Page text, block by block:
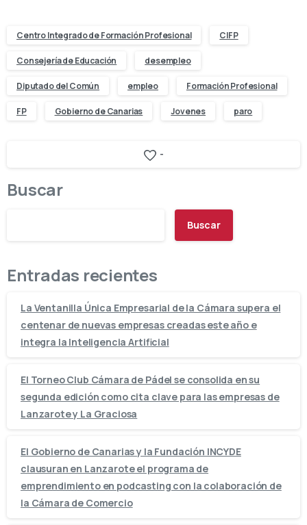
Centro Integrado de Formación Profesional CIFP
Consejería de Educación desempleo
Diputado del Común empleo Formación Profesional
FP Gobierno de Canarias Jovenes paro
-
Buscar
Buscar
Entradas recientes
La Ventanilla Única Empresarial de la Cámara supera el
centenar de nuevas empresas creadas este año e
integra la Inteligencia Artificial
El Torneo Club Cámara de Pádel se consolida en su
segunda edición como cita clave para las empresas de
Lanzarote y La Graciosa
El Gobierno de Canarias y la Fundación INCYDE
clausuran en Lanzarote el programa de
emprendimiento en podcasting con la colaboración de
la Cámara de Comercio